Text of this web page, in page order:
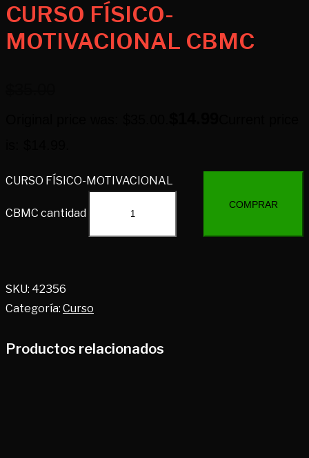
CURSO FÍSICO-
MOTIVACIONAL CBMC
CURSO FÍSICO-MOTIVACIONAL
CBMC cantidad
COMPRAR
SKU: 42356
Categoría: Curso
Productos relacionados